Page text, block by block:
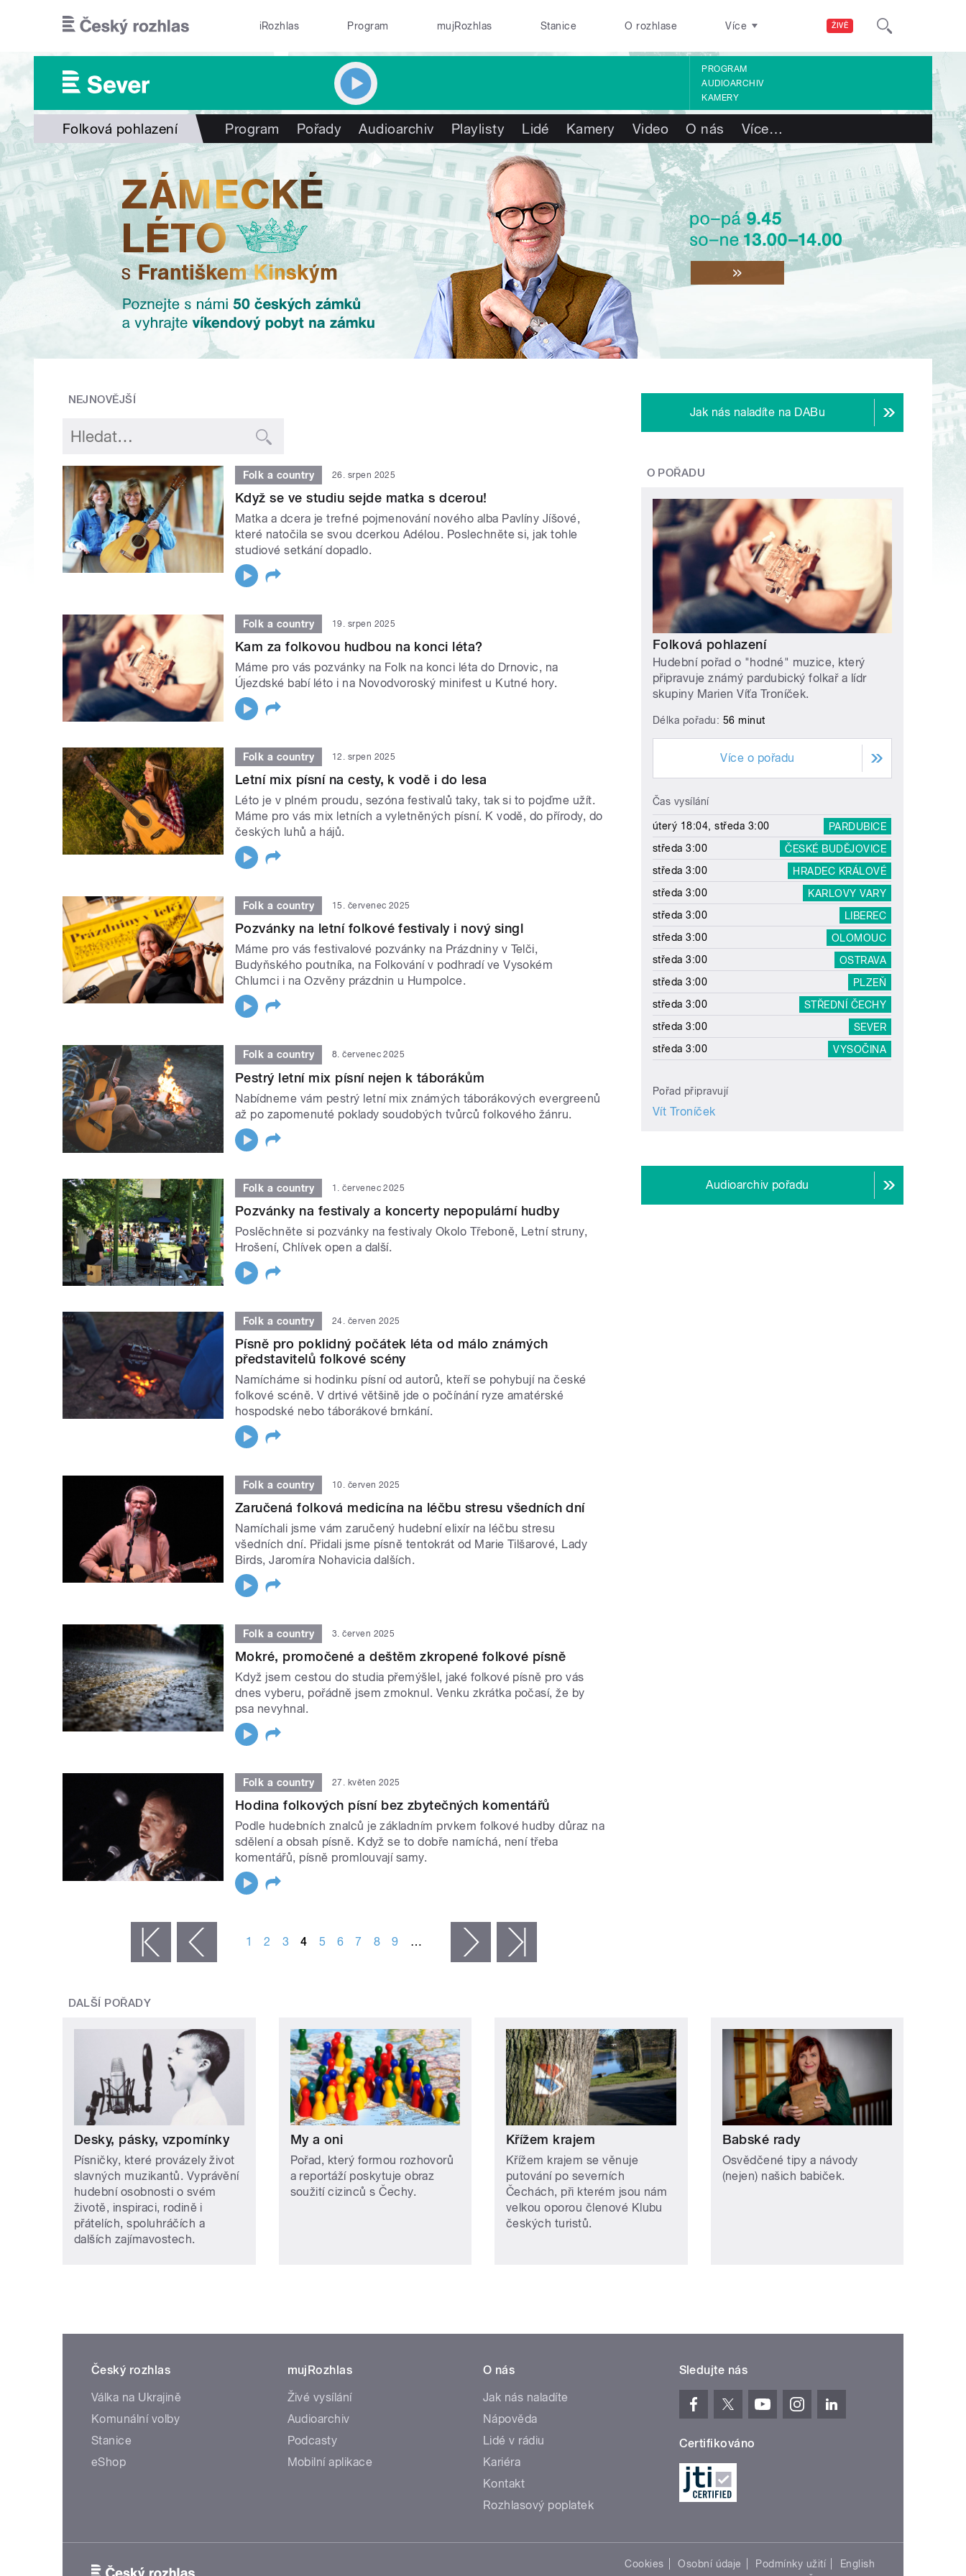
ŽIVĚ
iRozhlas Program mujRozhlas Stanice O rozhlase Více
PROGRAM
AUDIOARCHIV
KAMERY
Folková pohlazení Program Pořady Audioarchiv Playlisty Lidé Kamery Video O nás Více…
NEJNOVĚJŠÍ
Folk a country 26. srpen 2025
Když se ve studiu sejde matka s dcerou!
Matka a dcera je trefné pojmenování nového alba Pavlíny Jíšové,
které natočila se svou dcerkou Adélou. Poslechněte si, jak tohle
studiové setkání dopadlo.
Folk a country 19. srpen 2025
Kam za folkovou hudbou na konci léta?
Máme pro vás pozvánky na Folk na konci léta do Drnovic, na
Újezdské babí léto i na Novodvoroský minifest u Kutné hory.
Folk a country 12. srpen 2025
Letní mix písní na cesty, k vodě i do lesa
Léto je v plném proudu, sezóna festivalů taky, tak si to pojďme užít.
Máme pro vás mix letních a vyletněných písní. K vodě, do přírody, do
českých luhů a hájů.
Folk a country 15. červenec 2025
Pozvánky na letní folkové festivaly i nový singl
Máme pro vás festivalové pozvánky na Prázdniny v Telči,
Budyňského poutníka, na Folkování v podhradí ve Vysokém
Chlumci i na Ozvěny prázdnin u Humpolce.
Folk a country 8. červenec 2025
Pestrý letní mix písní nejen k táborákům
Nabídneme vám pestrý letní mix známých táborákových evergreenů
až po zapomenuté poklady soudobých tvůrců folkového žánru.
Folk a country 1. červenec 2025
Pozvánky na festivaly a koncerty nepopulární hudby
Poslěchněte si pozvánky na festivaly Okolo Třeboně, Letní struny,
Hrošení, Chlívek open a další.
Folk a country 24. červen 2025
Písně pro poklidný počátek léta od málo známých
představitelů folkové scény
Namícháme si hodinku písní od autorů, kteří se pohybují na české
folkové scéně. V drtivé většině jde o počínání ryze amatérské
hospodské nebo táborákové brnkání.
Folk a country 10. červen 2025
Zaručená folková medicína na léčbu stresu všedních dní
Namíchali jsme vám zaručený hudební elixír na léčbu stresu
všedních dní. Přidali jsme písně tentokrát od Marie Tilšarové, Lady
Birds, Jaromíra Nohavicia dalších.
Folk a country 3. červen 2025
Mokré, promočené a deštěm zkropené folkové písně
Když jsem cestou do studia přemýšlel, jaké folkové písně pro vás
dnes vyberu, pořádně jsem zmoknul. Venku zkrátka počasí, že by
psa nevyhnal.
Folk a country 27. květen 2025
Hodina folkových písní bez zbytečných komentářů
Podle hudebních znalců je základním prvkem folkové hudby důraz na
sdělení a obsah písně. Když se to dobře namíchá, není třeba
komentářů, písně promlouvají samy.
‹ předchozí 1 2 3 4 5 6 7 8 9 … následující ›
Jak nás naladíte na DABu
O POŘADU
Folková pohlazení
Hudební pořad o "hodné" muzice, který
připravuje známý pardubický folkař a lídr
skupiny Marien Víťa Troníček.
Délka pořadu: 56 minut
Více o pořadu
Čas vysílání
úterý 18:04, středa 3:00
PARDUBICE
středa 3:00
ČESKÉ BUDĚJOVICE
středa 3:00
HRADEC KRÁLOVÉ
středa 3:00
KARLOVY VARY
středa 3:00
LIBEREC
středa 3:00
OLOMOUC
středa 3:00
OSTRAVA
středa 3:00
PLZEŇ
středa 3:00
STŘEDNÍ ČECHY
středa 3:00
SEVER
středa 3:00
VYSOČINA
Pořad připravují
Vít Troníček
Audioarchiv pořadu
DALŠÍ POŘADY
Desky, pásky, vzpomínky
Písničky, které provázely život
slavných muzikantů. Vyprávění
hudební osobnosti o svém
životě, inspiraci, rodině i
přátelích, spoluhráčích a
dalších zajímavostech.
My a oni
Pořad, který formou rozhovorů
a reportáží poskytuje obraz
soužití cizinců s Čechy.
Křížem krajem
Křížem krajem se věnuje
putování po severních
Čechách, při kterém jsou nám
velkou oporou členové Klubu
českých turistů.
Babské rady
Osvědčené tipy a návody
(nejen) našich babiček.
Český rozhlas
Válka na Ukrajině
Komunální volby
Stanice
eShop
mujRozhlas
Živé vysílání
Audioarchiv
Podcasty
Mobilní aplikace
O nás
Jak nás naladíte
Nápověda
Lidé v rádiu
Kariéra
Kontakt
Rozhlasový poplatek
Sledujte nás
Certifikováno
Cookies Osobní údaje Podmínky užití
English